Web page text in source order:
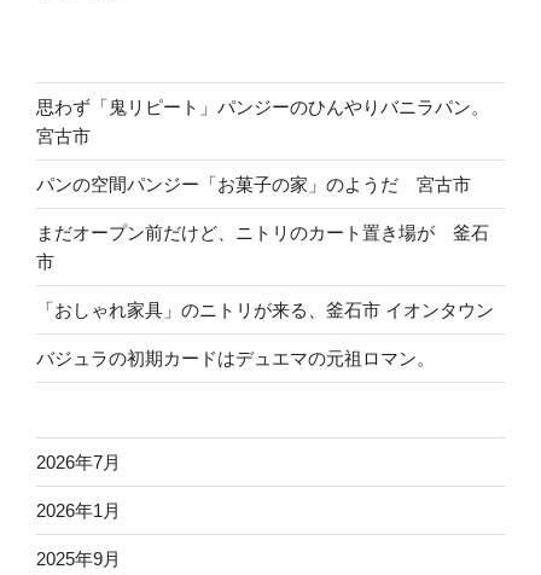
ュ
ー
メ
ン
ん
ま
る
食
堂」
思わず「鬼リピート」パンジーのひんやりバニラパン。
宮古市
パンの空間パンジー「お菓子の家」のようだ 宮古市
まだオープン前だけど、ニトリのカート置き場が 釜石
市
「おしゃれ家具」のニトリが来る、釜石市 イオンタウン
バジュラの初期カードはデュエマの元祖ロマン。
2026年7月
2026年1月
2025年9月